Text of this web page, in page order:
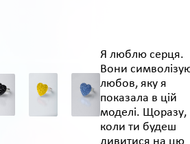
Я люблю серця.
Вони
любов, яку я
показала в цій
моделі. Щоразу,
коли ти будеш